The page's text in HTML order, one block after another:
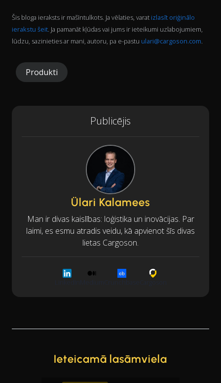
Šis bloga ieraksts ir mašīntulkots. Ja vēlaties, varat izlasīt oriģinālo
ierakstu šeit . Ja pamanāt kļūdas vai jums ir ieteikumi uzlabojumiem,
lūdzu, sazinieties ar mani, autoru, pa e-pastu ulari@cargoson.com
Produkti
Publicējis
Ülari Kalamees
Man ir divas kaislības: loģistika un inovācijas. Par
laimi, es esmu atradis veidu, kā apvienot šīs divas
lietas Cargoson.
Medium
Ieteicamā lasāmviela